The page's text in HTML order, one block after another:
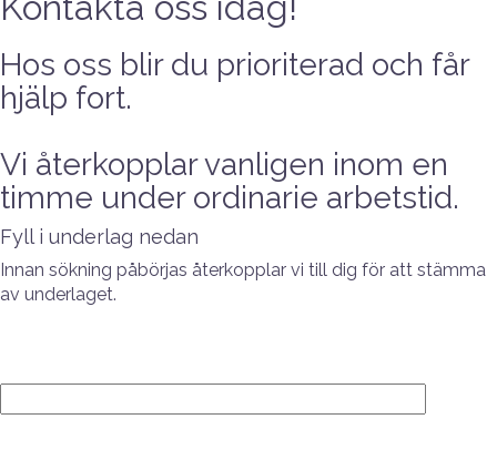
Hos oss blir du prioriterad och får
hjälp fort.
Vi återkopplar vanligen inom en
timme under ordinarie arbetstid.
Fyll i underlag nedan
Innan sökning påbörjas återkopplar vi till dig för att stämma
av underlaget.